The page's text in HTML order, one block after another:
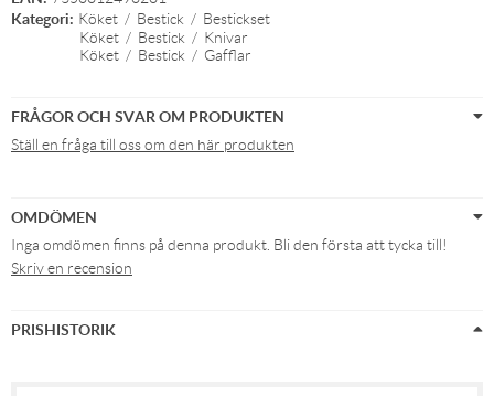
Kategori: Köket / Bestick / Bestickset
Köket / Bestick / Knivar
Köket / Bestick / Gafflar
FRÅGOR OCH SVAR OM PRODUKTEN
Ställ en fråga till oss om den här produkten
OMDÖMEN
Inga omdömen finns på denna produkt. Bli den första att tycka till!
Skriv en recension
PRISHISTORIK